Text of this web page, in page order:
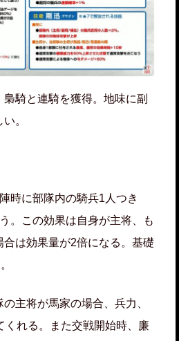
騎と連騎を獲得。地味に副
。
時に部隊内の騎兵1人つき
。この効果は自身が主将、も
合は効果量が2倍になる。基礎
主将が馬家の場合、兵力、
くれる。また交戦開始時、廉